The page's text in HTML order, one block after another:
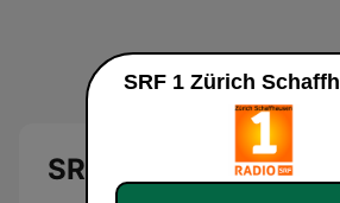
SRF 1 Zürich